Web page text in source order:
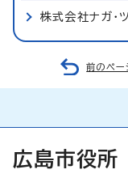
株式会社ナガ・
前のペー
広島市役所